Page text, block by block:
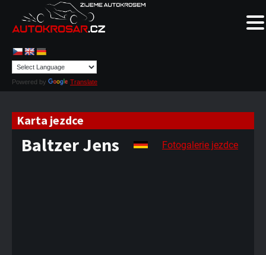
Powered by Translate
Karta jezdce
Baltzer Jens Fotogalerie jezdce